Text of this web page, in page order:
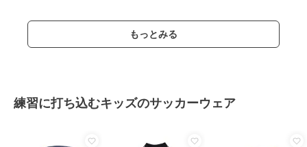
もっとみる
練習に打ち込むキッズのサッカーウェア